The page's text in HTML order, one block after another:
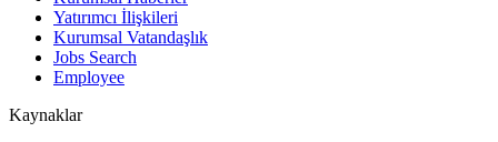
Yatırımcı İlişkileri
Kurumsal Vatandaşlık
Jobs Search
Employee
Kaynaklar